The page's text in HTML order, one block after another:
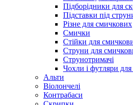
Підборiдники для
Підставки під
Різне для смичкових
Смички
Стійки для
Струни для
Струнотримачі
Чохли і футляри
Альти
Віолончелі
Контрабаси